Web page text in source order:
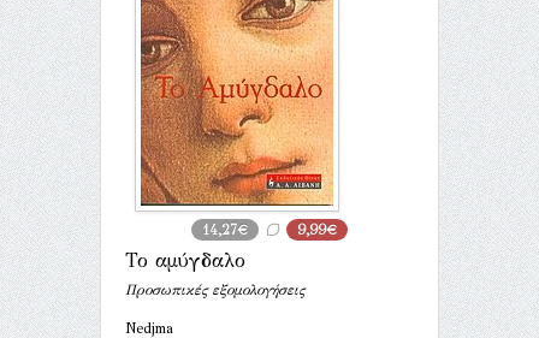
14,27€ 9,99€
Το αμύγδαλο
Προσωπικές εξομολογήσεις
Nedjma